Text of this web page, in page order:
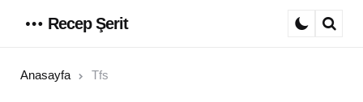
Recep Şerit
Anasayfa Tfs